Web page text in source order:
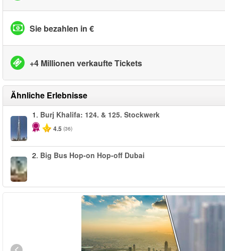
Sie bezahlen in €
+4 Millionen verkaufte Tickets
Ähnliche Erlebnisse
1. Burj Khalifa: 124. & 125. Stockwerk
4.5 (36)
2. Big Bus Hop-on Hop-off Dubai